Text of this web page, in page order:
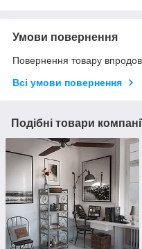
Умови повернення
Повернення товару
Всі умови повернення
Подібні товари